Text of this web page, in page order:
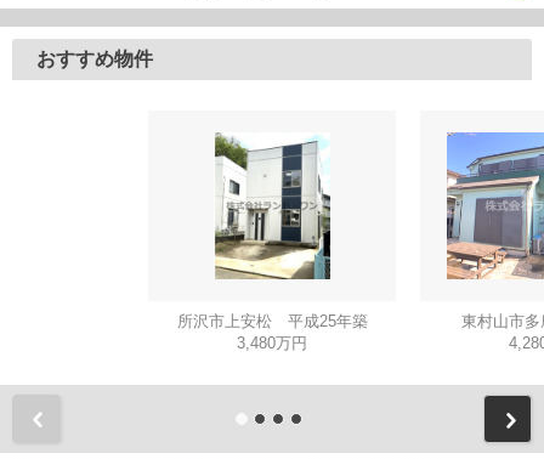
おすすめ物件
所沢市上安松 平成25年築
3,480万円
東村山市